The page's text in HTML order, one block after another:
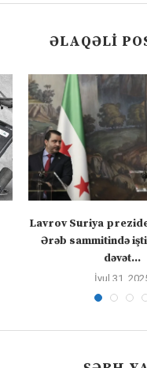
ƏLAQƏLI
Lavrov Suriya
Ərəb sammitində
dəvət...
İyul 31,